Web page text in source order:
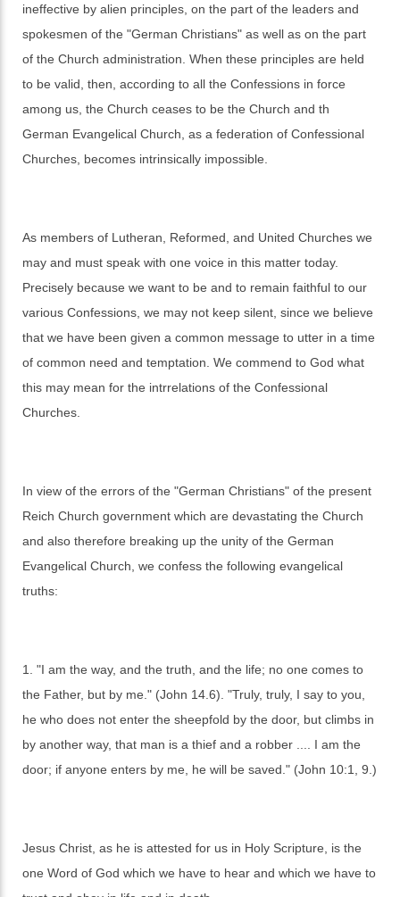
ineffective by alien principles, on the part of the leaders and
spokesmen of the "German Christians" as well as on the part
of the Church administration. When these principles are held
to be valid, then, according to all the Confessions in force
among us, the Church ceases to be the Church and th
German Evangelical Church, as a federation of Confessional
Churches, becomes intrinsically impossible.
As members of Lutheran, Reformed, and United Churches we
may and must speak with one voice in this matter today.
Precisely because we want to be and to remain faithful to our
various Confessions, we may not keep silent, since we believe
that we have been given a common message to utter in a time
of common need and temptation. We commend to God what
this may mean for the intrrelations of the Confessional
Churches.
In view of the errors of the "German Christians" of the present
Reich Church government which are devastating the Church
and also therefore breaking up the unity of the German
Evangelical Church, we confess the following evangelical
truths:
1. "I am the way, and the truth, and the life; no one comes to
the Father, but by me." (John 14.6). "Truly, truly, I say to you,
he who does not enter the sheepfold by the door, but climbs in
by another way, that man is a thief and a robber .... I am the
door; if anyone enters by me, he will be saved." (John 10:1, 9.)
Jesus Christ, as he is attested for us in Holy Scripture, is the
one Word of God which we have to hear and which we have to